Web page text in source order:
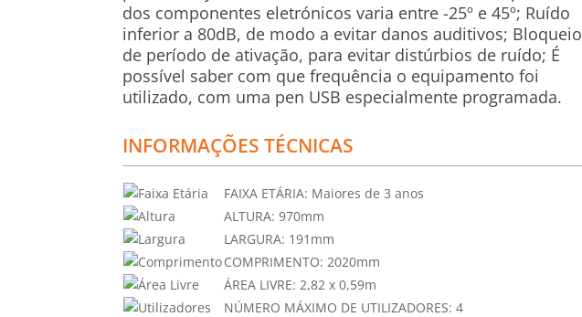
dos componentes eletrónicos varia entre -25º e 45º; Ruído
inferior a 80dB, de modo a evitar danos auditivos; Bloqueio
de período de ativação, para evitar distúrbios de ruído; É
possível saber com que frequência o equipamento foi
utilizado, com uma pen USB especialmente programada.
INFORMAÇÕES TÉCNICAS
FAIXA ETÁRIA: Maiores de 3 anos
ALTURA: 970mm
LARGURA: 191mm
COMPRIMENTO: 2020mm
ÁREA LIVRE: 2,82 x 0,59m
NÚMERO MÁXIMO DE UTILIZADORES: 4